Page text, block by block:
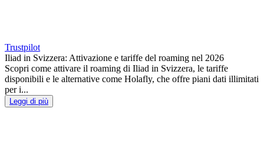
Trustpilot
Iliad in Svizzera: Attivazione e tariffe del roaming nel 2026
Scopri come attivare il roaming di Iliad in Svizzera, le tariffe
disponibili e le alternative come Holafly, che offre piani dati illimitati
per i...
Leggi di più